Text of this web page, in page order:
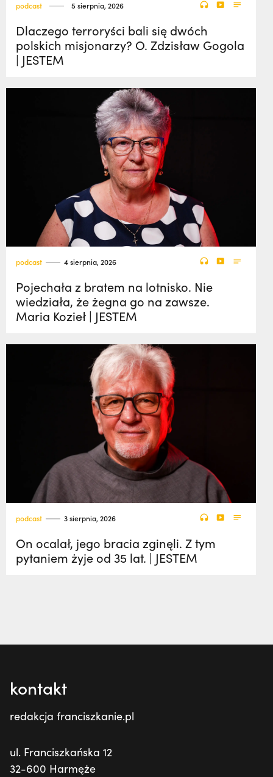
podcast 5 sierpnia, 2026
Dlaczego terroryści bali się dwóch
polskich misjonarzy? O. Zdzisław Gogola
| JESTEM
podcast 4 sierpnia, 2026
Pojechała z bratem na lotnisko. Nie
wiedziała, że żegna go na zawsze.
Maria Kozieł | JESTEM
podcast 3 sierpnia, 2026
On ocalał, jego bracia zginęli. Z tym
pytaniem żyje od 35 lat. | JESTEM
kontakt
redakcja franciszkanie.pl
ul. Franciszkańska 12
32-600 Harmęże